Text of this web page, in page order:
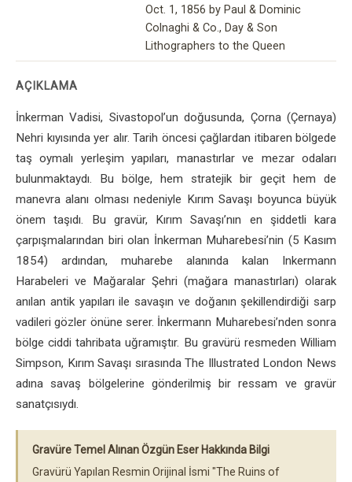
Oct. 1, 1856 by Paul & Dominic
Colnaghi & Co., Day & Son
Lithographers to the Queen
AÇIKLAMA
İnkerman Vadisi, Sivastopol’un doğusunda, Çorna (Çernaya)
Nehri kıyısında yer alır. Tarih öncesi çağlardan itibaren bölgede
taş oymalı yerleşim yapıları, manastırlar ve mezar odaları
bulunmaktaydı. Bu bölge, hem stratejik bir geçit hem de
manevra alanı olması nedeniyle Kırım Savaşı boyunca büyük
önem taşıdı. Bu gravür, Kırım Savaşı’nın en şiddetli kara
çarpışmalarından biri olan İnkerman Muharebesi’nin (5 Kasım
1854) ardından, muharebe alanında kalan Inkermann
Harabeleri ve Mağaralar Şehri (mağara manastırları) olarak
anılan antik yapıları ile savaşın ve doğanın şekillendirdiği sarp
vadileri gözler önüne serer. İnkermann Muharebesi’nden sonra
bölge ciddi tahribata uğramıştır. Bu gravürü resmeden William
Simpson, Kırım Savaşı sırasında The Illustrated London News
adına savaş bölgelerine gönderilmiş bir ressam ve gravür
sanatçısıydı.
Gravüre Temel Alınan Özgün Eser Hakkında Bilgi
Gravürü Yapılan Resmin Orijinal İsmi "The Ruins of